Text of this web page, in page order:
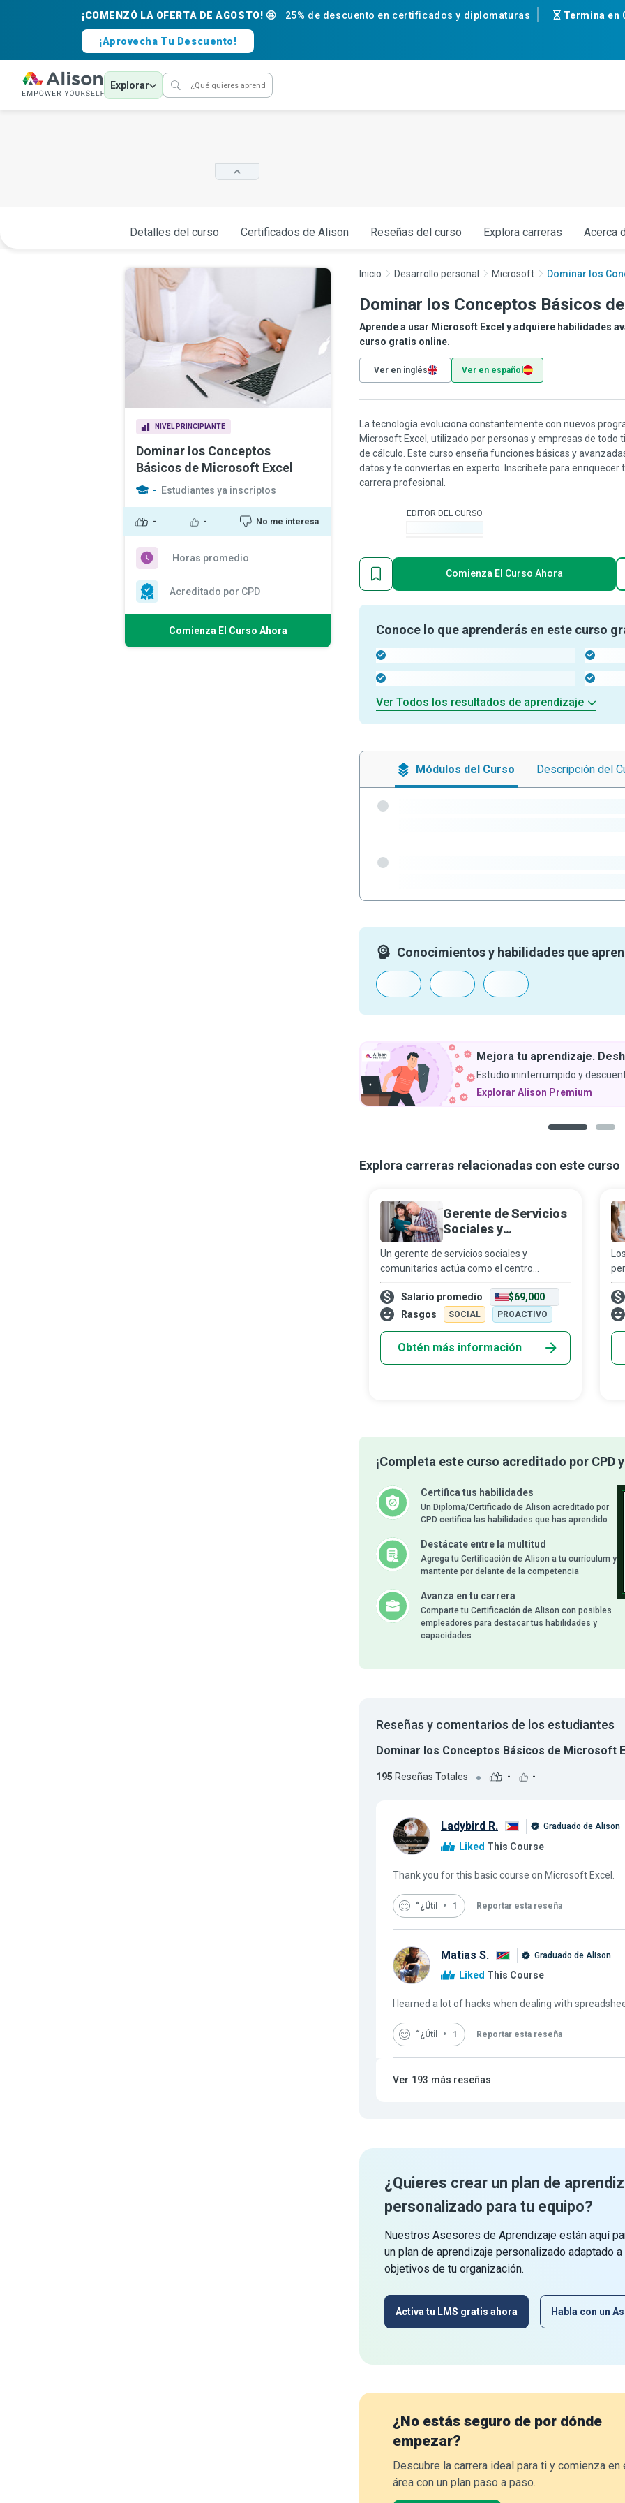
¡COMENZÓ LA OFERTA DE AGOSTO! 🤩 25% de descuento en certificados y diplomaturas Termina en
¡Aprovecha Tu Descuento!
Explorar
Detalles del curso Certificados de Alison Reseñas del curso Explora carreras Acerca
NIVEL PRINCIPIANTE
Dominar los Conceptos
Básicos de Microsoft Excel
- Estudiantes ya inscriptos
- - No me interesa
Horas promedio
Acreditado por CPD
Comienza El Curso Ahora
Inicio Desarrollo personal Microsoft Dominar los
Dominar los Conceptos Básicos
Aprende a usar Microsoft Excel y adquiere habilidades
curso gratis online.
Ver en inglés Ver en español
La tecnología evoluciona constantemente con nuevos
Microsoft Excel, utilizado por personas y empresas de todo
de cálculo. Este curso enseña funciones básicas y
datos y te conviertas en experto. Inscríbete para enriquecer
carrera profesional.
EDITOR DEL CURSO
Comienza El Curso Ahora
Conoce lo que aprenderás en este curso
Ver Todos los resultados de aprendizaje
Módulos del Curso Descripción del
Conocimientos y habilidades que
Mejora tu aprendizaje.
Estudio ininterrumpido y
Explorar Alison Premium
Explora carreras relacionadas con este curso
Gerente de Servicios
Sociales y
Un gerente de servicios sociales y
comunitarios actúa como el centro
neurálgico de su oficina en el desarrollo e
implementación de programas orientados
al bienestar general de la sociedad.
Salario promedio
$69,000
Rasgos
SOCIAL PROACTIVO
Obtén más información
¡Completa este curso acreditado por CPD
Certifica tus habilidades
Un Diploma/Certificado de Alison acreditado por
CPD certifica las habilidades que has aprendido
Destácate entre la multitud
Agrega tu Certificación de Alison a tu currículum y
mantente por delante de la competencia
Avanza en tu carrera
Comparte tu Certificación de Alison con posibles
empleadores para destacar tus habilidades y
capacidades
Reseñas y comentarios de los estudiantes
Dominar los Conceptos Básicos de Microsoft
195 Reseñas Totales - -
Ladybird R. Graduado de Alison
Liked This Course
Thank you for this basic course on Microsoft Excel.
“¿Útil 1 Reportar esta reseña
Matias S. Graduado de Alison
Liked This Course
I learned a lot of hacks when dealing with
“¿Útil 1 Reportar esta reseña
Ver 193 más reseñas
¿Quieres crear un plan de
personalizado para tu equipo?
Nuestros Asesores de Aprendizaje están aquí
un plan de aprendizaje personalizado adaptado
objetivos de tu organización.
Activa tu LMS gratis ahora Habla con un
¿No estás seguro de por dónde
empezar?
Descubre la carrera ideal para ti y comienza en
área con un plan paso a paso.